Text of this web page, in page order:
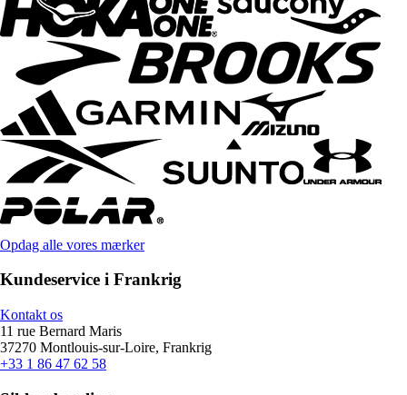
Opdag alle vores mærker
Kundeservice i Frankrig
Kontakt os
11 rue Bernard Maris
37270 Montlouis-sur-Loire, Frankrig
+33 1 86 47 62 58